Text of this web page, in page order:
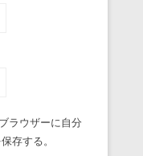
ラウザーに自分
存する。